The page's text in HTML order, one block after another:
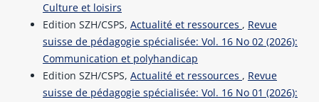
Culture et loisirs
Edition SZH/CSPS, Actualité et ressources , Revue
suisse de pédagogie spécialisée: Vol. 16 No 02 (2026):
Communication et polyhandicap
Edition SZH/CSPS, Actualité et ressources , Revue
suisse de pédagogie spécialisée: Vol. 16 No 01 (2026):